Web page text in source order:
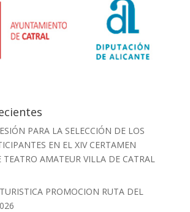
PARA LA SELECCIÓN DE LOS
EN EL XIV CERTAMEN
AMATEUR VILLA DE CATRAL
PROMOCION RUTA DEL